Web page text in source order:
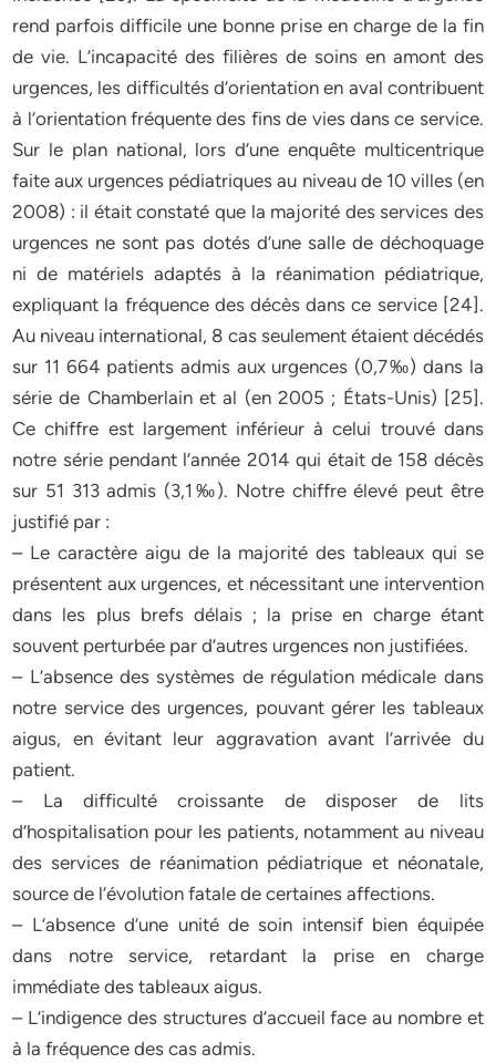
rend parfois difficile une bonne prise en charge de la fin
de vie. L’incapacité des filières de soins en amont des
urgences, les difficultés d’orientation en aval contribuent
à l’orientation fréquente des fins de vies dans ce service.
Sur le plan national, lors d’une enquête multicentrique
faite aux urgences pédiatriques au niveau de 10 villes (en
2008) : il était constaté que la majorité des services des
urgences ne sont pas dotés d’une salle de déchoquage
ni de matériels adaptés à la réanimation pédiatrique,
expliquant la fréquence des décès dans ce service [24].
Au niveau international, 8 cas seulement étaient décédés
sur 11 664 patients admis aux urgences (0,7‰) dans la
série de Chamberlain et al (en 2005 ; États-Unis) [25].
Ce chiffre est largement inférieur à celui trouvé dans
notre série pendant l’année 2014 qui était de 158 décès
sur 51 313 admis (3,1‰). Notre chiffre élevé peut être
justifié par :
– Le caractère aigu de la majorité des tableaux qui se
présentent aux urgences, et nécessitant une intervention
dans les plus brefs délais ; la prise en charge étant
souvent perturbée par d’autres urgences non justifiées.
– L’absence des systèmes de régulation médicale dans
notre service des urgences, pouvant gérer les tableaux
aigus, en évitant leur aggravation avant l’arrivée du
patient.
– La difficulté croissante de disposer de lits
d’hospitalisation pour les patients, notamment au niveau
des services de réanimation pédiatrique et néonatale,
source de l’évolution fatale de certaines affections.
– L’absence d’une unité de soin intensif bien équipée
dans notre service, retardant la prise en charge
immédiate des tableaux aigus.
– L’indigence des structures d’accueil face au nombre et
à la fréquence des cas admis.